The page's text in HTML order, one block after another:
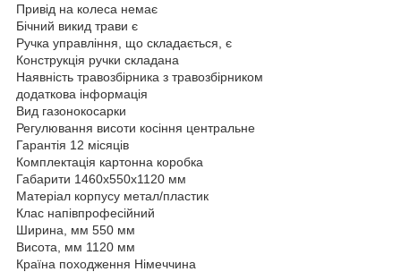
Привід на колеса немає
Бічний викид трави є
Ручка управління, що складається, є
Конструкція ручки складана
Наявність травозбірника з травозбірником
додаткова інформація
Вид газонокосарки
Регулювання висоти косіння центральне
Гарантія 12 місяців
Комплектація картонна коробка
Габарити 1460х550х1120 мм
Матеріал корпусу метал/пластик
Клас напівпрофесійний
Ширина, мм 550 мм
Висота, мм 1120 мм
Країна походження Німеччина